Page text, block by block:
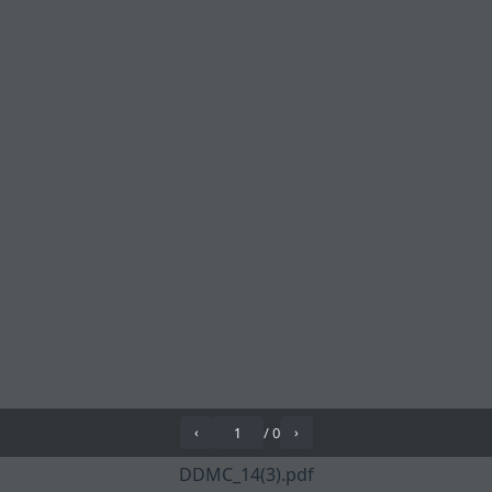
‹ /0 ›
DDMC_14(3).pdf